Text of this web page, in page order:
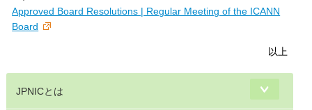
Approved Board Resolutions | Regular Meeting of the ICANN
Board
以上
JPNICとは